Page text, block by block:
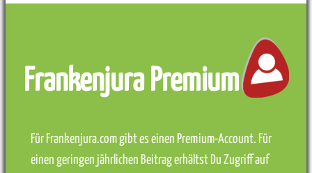
Frankenjura Premium
Für Frankenjura.com gibt es einen Premium-Account. Für
einen geringen jährlichen Beitrag erhältst Du Zugriff auf